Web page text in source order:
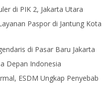
di PIK 2, Jakarta Utara
Paspor di Jantung Kota
di Pasar Baru Jakarta
Depan Indonesia
ESDM Ungkap Penyebab